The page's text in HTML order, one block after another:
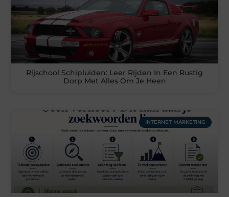
Rijschool Schipluiden: Leer Rijden In Een Rustig
Dorp Met Alles Om Je Heen
INTERNET MARKETING